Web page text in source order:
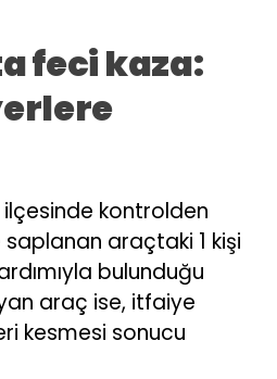
feci kaza:
ilçesinde kontrolden
araçtaki 1 kişi
bulunduğu
araç ise, itfaiye
kesmesi sonucu